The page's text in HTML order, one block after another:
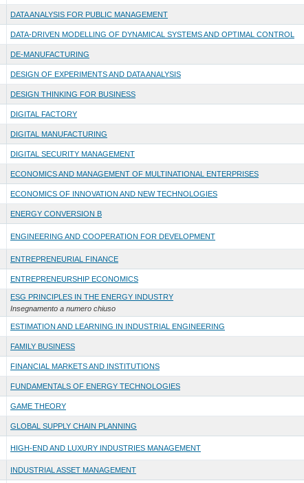
DATA ANALYSIS FOR PUBLIC MANAGEMENT
DATA-DRIVEN MODELLING OF DYNAMICAL SYSTEMS AND OPTIMAL CONTROL
DE-MANUFACTURING
DESIGN OF EXPERIMENTS AND DATA ANALYSIS
DESIGN THINKING FOR BUSINESS
DIGITAL FACTORY
DIGITAL MANUFACTURING
DIGITAL SECURITY MANAGEMENT
ECONOMICS AND MANAGEMENT OF MULTINATIONAL ENTERPRISES
ECONOMICS OF INNOVATION AND NEW TECHNOLOGIES
ENERGY CONVERSION B
ENGINEERING AND COOPERATION FOR DEVELOPMENT
ENTREPRENEURIAL FINANCE
ENTREPRENEURSHIP ECONOMICS
ESG PRINCIPLES IN THE ENERGY INDUSTRY
Insegnamento a numero chiuso
ESTIMATION AND LEARNING IN INDUSTRIAL ENGINEERING
FAMILY BUSINESS
FINANCIAL MARKETS AND INSTITUTIONS
FUNDAMENTALS OF ENERGY TECHNOLOGIES
GAME THEORY
GLOBAL SUPPLY CHAIN PLANNING
HIGH-END AND LUXURY INDUSTRIES MANAGEMENT
INDUSTRIAL ASSET MANAGEMENT